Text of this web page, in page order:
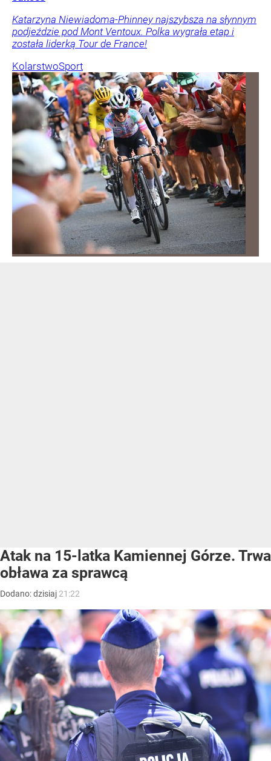
Katarzyna Niewiadoma-Phinney najszybsza na słynnym
podjeździe pod Mont Ventoux. Polka wygrała etap i
została liderką Tour de France!
KolarstwoSport
Atak na 15-latka Kamiennej Górze. Trwa
obława za sprawcą
Dodano:dzisiaj 21:22